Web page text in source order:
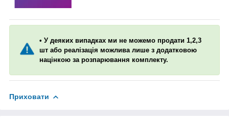
• У деяких випадках ми не можемо продати 1,2,3
шт або реалізація можлива лише з додатковою
націнкою за розпарювання комплекту.
Приховати